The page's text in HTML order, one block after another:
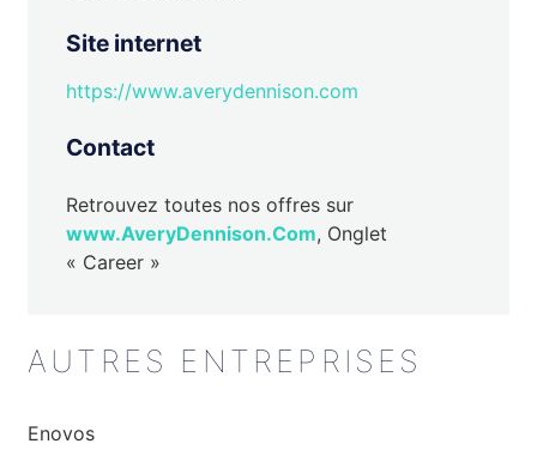
Site internet
https://www.averydennison.com
Contact
Retrouvez toutes nos offres sur
www.AveryDennison.Com, Onglet
« Career »
AUTRES ENTREPRISES
Enovos